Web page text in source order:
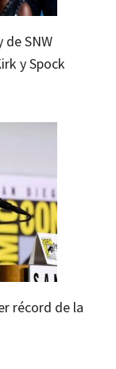
de SNW
y Spock
récord de la